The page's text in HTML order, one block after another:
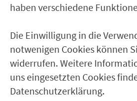
haben verschiedene
Die Einwilligung in die
notwenigen Cookies können
widerrufen. Weitere
uns eingesetzten Cookies
Datenschutzerklärung.